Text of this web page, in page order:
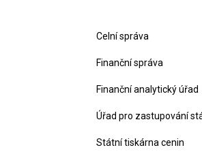
Celní správa
Finanční správa
Finanční analytický úřad
Úřad pro zastupování
Státní tiskárna cenin